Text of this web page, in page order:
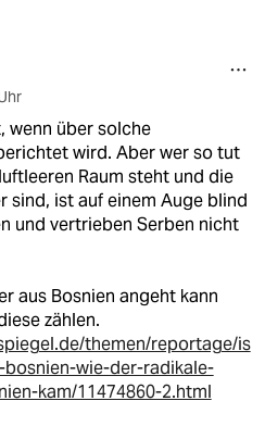
wenn über solche
wird. Aber wer so tut
Raum steht und die
sind, ist auf einem Auge blind
und vertrieben Serben nicht
aus Bosnien angeht kann
zählen.
themen/reportage/is
wie-der-radikale-
kam/11474860-2.html